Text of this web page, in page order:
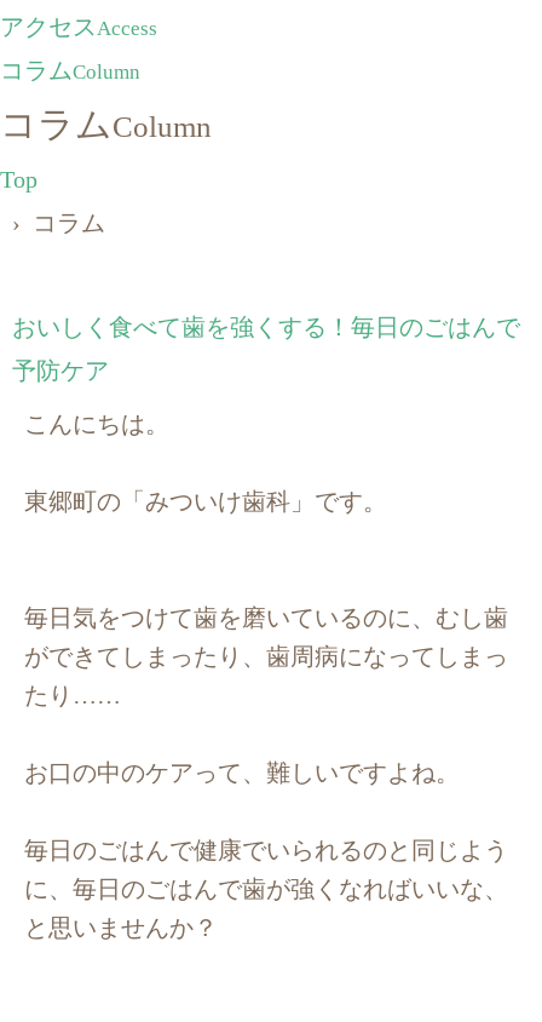
アクセスAccess
コラムColumn
コラムColumn
Top
› コラム
おいしく食べて歯を強くする！毎日のごはんで
予防ケア
こんにちは。
東郷町の「みついけ歯科」です。
毎日気をつけて歯を磨いているのに、むし歯
ができてしまったり、歯周病になってしまっ
たり……
お口の中のケアって、難しいですよね。
毎日のごはんで健康でいられるのと同じよう
に、毎日のごはんで歯が強くなればいいな、
と思いませんか？